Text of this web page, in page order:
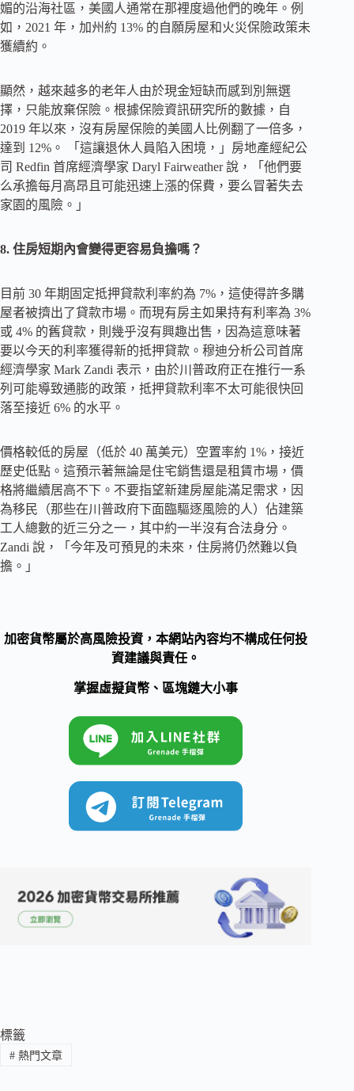
媚的沿海社區，美國人通常在那裡度過他們的晚年。例
如，2021 年，加州約 13% 的自願房屋和火災保險政策未
獲續約。
顯然，越來越多的老年人由於現金短缺而感到別無選
擇，只能放棄保險。根據保險資訊研究所的數據，自
2019 年以來，沒有房屋保險的美國人比例翻了一倍多，
達到 12%。 「這讓退休人員陷入困境，」房地產經紀公
司 Redfin 首席經濟學家 Daryl Fairweather 說，「他們要
么承擔每月高昂且可能迅速上漲的保費，要么冒著失去
家園的風險。」
8. 住房短期內會變得更容易負擔嗎？
目前 30 年期固定抵押貸款利率約為 7%，這使得許多購
屋者被擠出了貸款市場。而現有房主如果持有利率為 3%
或 4% 的舊貸款，則幾乎沒有興趣出售，因為這意味著
要以今天的利率獲得新的抵押貸款。穆迪分析公司首席
經濟學家 Mark Zandi 表示，由於川普政府正在推行一系
列可能導致通膨的政策，抵押貸款利率不太可能很快回
落至接近 6% 的水平。
價格較低的房屋（低於 40 萬美元）空置率約 1%，接近
歷史低點。這預示著無論是住宅銷售還是租賃市場，價
格將繼續居高不下。不要指望新建房屋能滿足需求，因
為移民（那些在川普政府下面臨驅逐風險的人）佔建築
工人總數的近三分之一，其中約一半沒有合法身分。
Zandi 說，「今年及可預見的未來，住房將仍然難以負
擔。」
加密貨幣屬於高風險投資，本網站內容均不構成任何投
資建議與責任。
掌握虛擬貨幣、區塊鏈大小事
標籤
#熱門文章